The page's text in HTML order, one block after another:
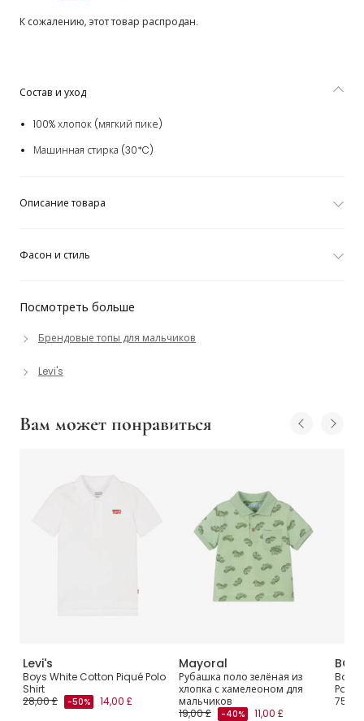
К сожалению, этот товар распродан.
Посмотреть больше
Брендовые топы для мальчиков
Levi's
Состав и уход
100% хлопок (мягкий пике)
Машинная стирка (30*C)
Описание товара
Фасон и стиль
Вам может понравиться
Levi's
Boys White Cotton Piqué Polo
Shirt
28,00 £
-50% 14,00 £
Mayoral
Рубашка поло зелёная из
хлопка с хамелеоном для
мальчиков
19,00 £
-40% 11,00 £
BOSS
Boys
Polo
75,00